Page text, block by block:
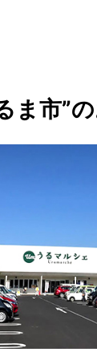
ま市”